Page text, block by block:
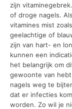
zijn
of droge nagels.
vitamines mist
geelachtige of
zijn van hart- en
kunnen een
het belangrijk om
gewoonte van
nagels weg te
dat er infecties
worden. Zo wil je